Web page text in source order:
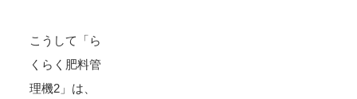
こうして「ら
くらく肥料管
理機2」は、